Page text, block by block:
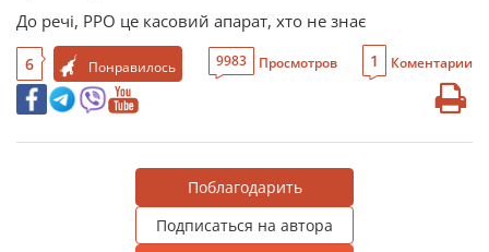
До речі, РРО це касовий апарат, хто не знає
6 Понравилось 9983 Просмотров 1 Коментарии
Поблагодарить
Подписаться на автора